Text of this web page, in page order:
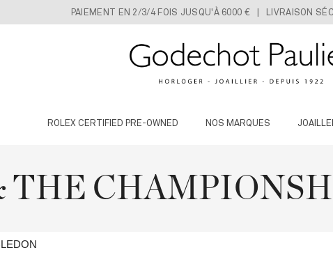
PAIEMENT EN 2/3/4 FOIS JUSQU'À 6000 € | LIVRAISON
ROLEX CERTIFIED PRE-OWNED NOS MARQUES
THE